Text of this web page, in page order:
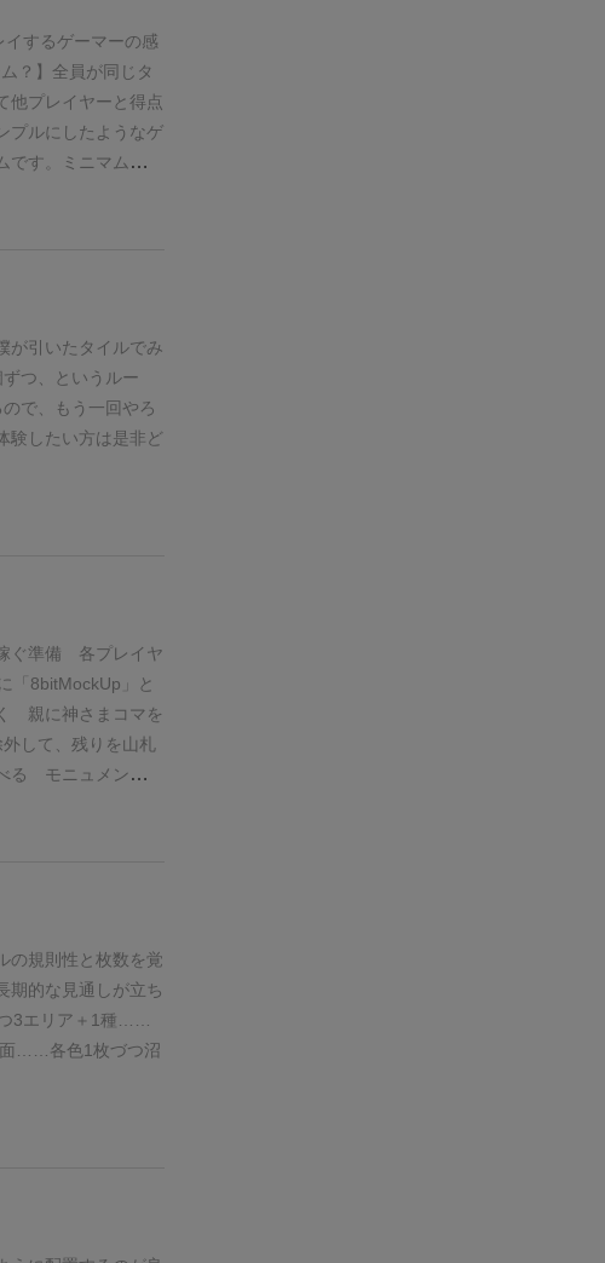
するゲーマーの感
？】 全員が同じタ
他プレイヤーと得点
プルにしたようなゲ
す。
ミニマムなコ
手が悩ましい優等
ているようなの
の選択を毎回迫られ
者とのガチ勝負に
ゲームシステム的に
ハウスルールをご紹
ないのでご注意く
タック
手元に並べる。タ
イルが不在の場合
得する。また、26
合は循環して、最小
処理: 6Dダイスの数
象の1本を除外す
→運も味方にしたラ
ましょう10点台→
か出せない点数で
配置ゲーム。
サク
が引いたタイルでみ
つ、というルー
で、もう一回やろ
験したい方は是非ど
ぐ準備 各プレイヤ
「8bitMockUp」と
親に神さまコマを
して、残りを山札
る
モニュメントコ
メントコマを配置
たら、1.に戻
き方・既に置かれ
士の全てが同じ色
・1度置いたタイ
合、そのタイルを
イヤーから順に行
させることはでき
っても1個として
ュメントコマを置
の規則性と枚数を覚
期的な見通しが立ち
3エリア＋1種……
面……各色1枚づつ沼